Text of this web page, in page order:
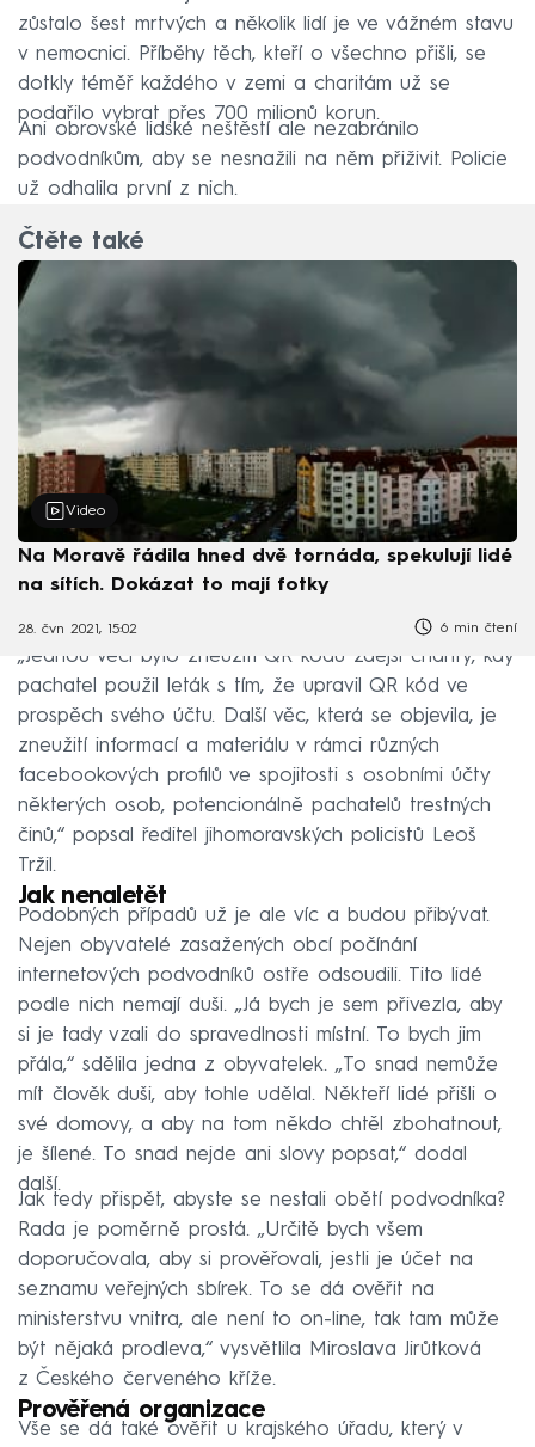
zůstalo šest mrtvých a několik lidí je ve vážném stavu
v nemocnici. Příběhy těch, kteří o všechno přišli, se
dotkly téměř každého v zemi a charitám už se
podařilo vybrat přes 700 milionů korun.
Ani obrovské lidské neštěstí ale nezabránilo
podvodníkům, aby se nesnažili na něm přiživit. Policie
už odhalila první z nich.
Čtěte také
Video
Na Moravě řádila hned dvě tornáda, spekulují lidé
na sítích. Dokázat to mají fotky
28. čvn 2021, 15:02 6 min čtení
„Jednou věcí bylo zneužití QR kódu zdejší charity, kdy
pachatel použil leták s tím, že upravil QR kód ve
prospěch svého účtu. Další věc, která se objevila, je
zneužití informací a materiálu v rámci různých
facebookových profilů ve spojitosti s osobními účty
některých osob, potencionálně pachatelů trestných
činů,“ popsal ředitel jihomoravských policistů Leoš
Tržil.
Jak nenaletět
Podobných případů už je ale víc a budou přibývat.
Nejen obyvatelé zasažených obcí počínání
internetových podvodníků ostře odsoudili. Tito lidé
podle nich nemají duši. „Já bych je sem přivezla, aby
si je tady vzali do spravedlnosti místní. To bych jim
přála,“ sdělila jedna z obyvatelek. „To snad nemůže
mít člověk duši, aby tohle udělal. Někteří lidé přišli o
své domovy, a aby na tom někdo chtěl zbohatnout,
je šílené. To snad nejde ani slovy popsat,“ dodal
další.
Jak tedy přispět, abyste se nestali obětí podvodníka?
Rada je poměrně prostá. „Určitě bych všem
doporučovala, aby si prověřovali, jestli je účet na
seznamu veřejných sbírek. To se dá ověřit na
ministerstvu vnitra, ale není to on-line, tak tam může
být nějaká prodleva,“ vysvětlila Miroslava Jirůtková
z Českého červeného kříže.
Prověřená organizace
Vše se dá také ověřit u krajského úřadu, který v